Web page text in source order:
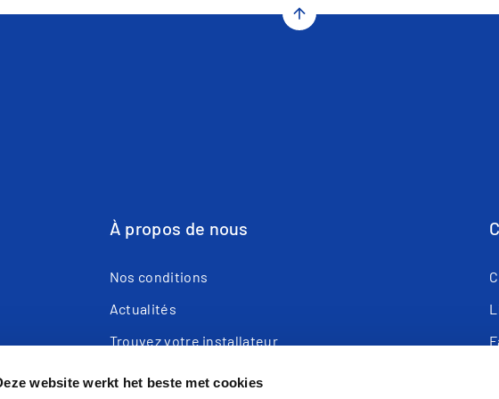
website werkt het beste met cookies
arrow_upward
À propos de nous
Nos conditions
Actualités
Trouvez votre installateur